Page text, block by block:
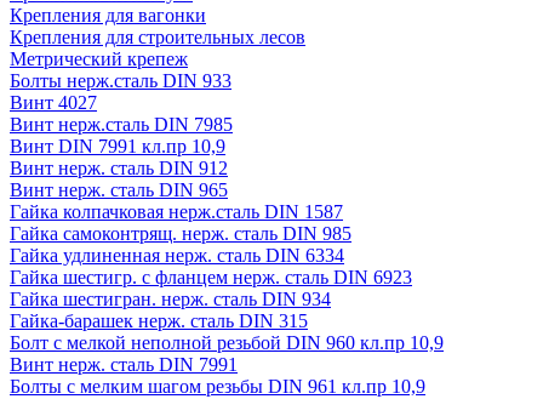
Крепления для вагонки
Крепления для строительных лесов
Метрический крепеж
Болты нерж.сталь DIN 933
Винт 4027
Винт нерж.сталь DIN 7985
Винт DIN 7991 кл.пр 10,9
Винт нерж. сталь DIN 912
Винт нерж. сталь DIN 965
Гайка колпачковая нерж.сталь DIN 1587
Гайка самоконтрящ. нерж. сталь DIN 985
Гайка удлиненная нерж. сталь DIN 6334
Гайка шестигр. с фланцем нерж. сталь DIN 6923
Гайка шестигран. нерж. сталь DIN 934
Гайка-барашек нерж. сталь DIN 315
Болт с мелкой неполной резьбой DIN 960 кл.пр 10,9
Винт нерж. сталь DIN 7991
Болты с мелким шагом резьбы DIN 961 кл.пр 10,9